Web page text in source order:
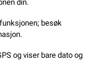
din.
besøk
og viser bare dato og